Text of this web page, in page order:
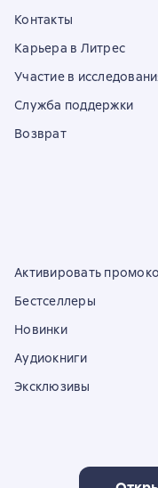
Контакты
Карьера в Литрес
Участие в
Служба поддержки
Возврат
Активировать
Бестселлеры
Новинки
Аудиокниги
Эксклюзивы